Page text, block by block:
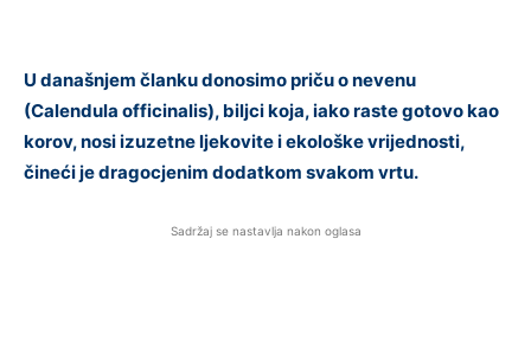
U današnjem članku donosimo priču o nevenu
(Calendula officinalis), biljci koja, iako raste gotovo kao
korov, nosi izuzetne ljekovite i ekološke vrijednosti,
čineći je dragocjenim dodatkom svakom vrtu.
Sadržaj se nastavlja nakon oglasa